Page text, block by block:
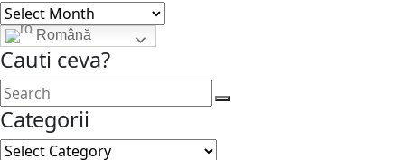
Archives
Română
Cauti ceva?
Categorii
Categorii